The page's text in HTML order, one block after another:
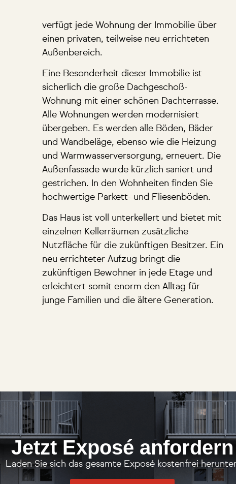
verfügt jede Wohnung der Immobilie über
einen privaten, teilweise neu errichteten
Außenbereich.
Eine Besonderheit dieser Immobilie ist
sicherlich die große Dachgeschoß-
Wohnung mit einer schönen Dachterrasse.
Alle Wohnungen werden modernisiert
übergeben. Es werden alle Böden, Bäder
und Wandbeläge, ebenso wie die Heizung
und Warmwasserversorgung, erneuert. Die
Außenfassade wurde kürzlich saniert und
gestrichen. In den Wohnheiten finden Sie
hochwertige Parkett- und Fliesenböden.
Das Haus ist voll unterkellert und bietet mit
einzelnen Kellerräumen zusätzliche
Nutzfläche für die zukünftigen Besitzer. Ein
neu errichteter Aufzug bringt die
zukünftigen Bewohner in jede Etage und
erleichtert somit enorm den Alltag für
junge Familien und die ältere Generation.
Jetzt Exposé anfordern
Laden Sie sich das gesamte Exposé kostenfrei